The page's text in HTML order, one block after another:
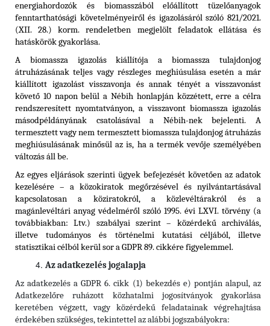
energiahordozók és biomasszából előállított tüzelőanyagok
fenntarthatósági követelményeiről és igazolásáról szóló 821/2021.
(XII. 28.) korm. rendeletben megjelölt feladatok ellátása és
hatáskörök gyakorlása.
A biomassza igazolás kiállítója a biomassza tulajdonjog
átruházásának teljes vagy részleges meghiúsulása esetén a már
kiállított igazolást visszavonja és annak tényét a visszavonást
követő 10 napon belül a Nébih honlapján közzétett, erre a célra
rendszeresített nyomtatványon, a visszavont biomassza igazolás
másodpéldányának csatolásával a Nébih-nek bejelenti. A
termesztett vagy nem termesztett biomassza tulajdonjog átruházás
meghiúsulásának minősül az is, ha a termék vevője személyében
változás áll be.
Az egyes eljárások szerinti ügyek befejezését követően az adatok
kezelésére – a közokiratok megőrzésével és nyilvántartásával
kapcsolatosan a köziratokról, a közlevéltárakról és a
magánlevéltári anyag védelméről szóló 1995. évi LXVI. törvény (a
továbbiakban: Ltv.) szabályai szerint – közérdekű archiválás,
illetve tudományos és történelmi kutatási céljából, illetve
statisztikai célból kerül sor a GDPR 89. cikkére figyelemmel.
Az adatkezelés jogalapja
Az adatkezelés a GDPR 6. cikk (1) bekezdés e) pontján alapul, az
Adatkezelőre ruházott közhatalmi jogosítványok gyakorlása
keretében végzett, vagy közérdekű feladatainak végrehajtása
érdekében szükséges, tekintettel az alábbi jogszabályokra: